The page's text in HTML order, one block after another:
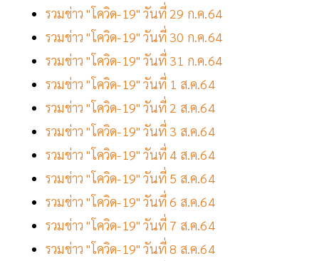
รวมข่าว "โควิด-19" วันที่ 29 ก.ค.64
รวมข่าว "โควิด-19" วันที่ 30 ก.ค.64
รวมข่าว "โควิด-19" วันที่ 31 ก.ค.64
รวมข่าว "โควิด-19" วันที่ 1 ส.ค.64
รวมข่าว "โควิด-19" วันที่ 2 ส.ค.64
รวมข่าว "โควิด-19" วันที่ 3 ส.ค.64
รวมข่าว "โควิด-19" วันที่ 4 ส.ค.64
รวมข่าว "โควิด-19" วันที่ 5 ส.ค.64
รวมข่าว "โควิด-19" วันที่ 6 ส.ค.64
รวมข่าว "โควิด-19" วันที่ 7 ส.ค.64
รวมข่าว "โควิด-19" วันที่ 8 ส.ค.64